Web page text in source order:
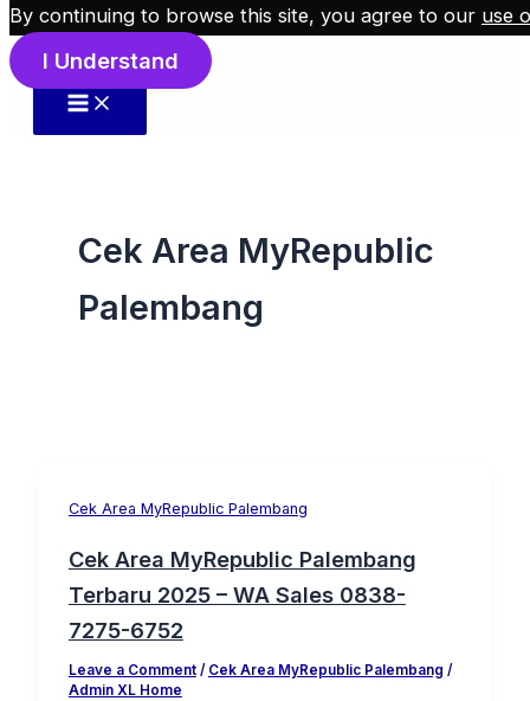
Skip to content
Cek Area MyRepublic
Palembang
Cek Area MyRepublic Palembang
Cek Area MyRepublic Palembang
Terbaru 2025 – WA Sales 0838-
7275-6752
Leave a Comment / Cek Area MyRepublic Palembang /
Admin XL Home
By continuing to browse this site, you agree to our use
I Understand